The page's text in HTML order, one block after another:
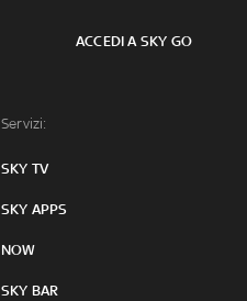
Servizi:
SKY TV
SKY APPS
NOW
SKY BAR
ACCEDI A SKY GO